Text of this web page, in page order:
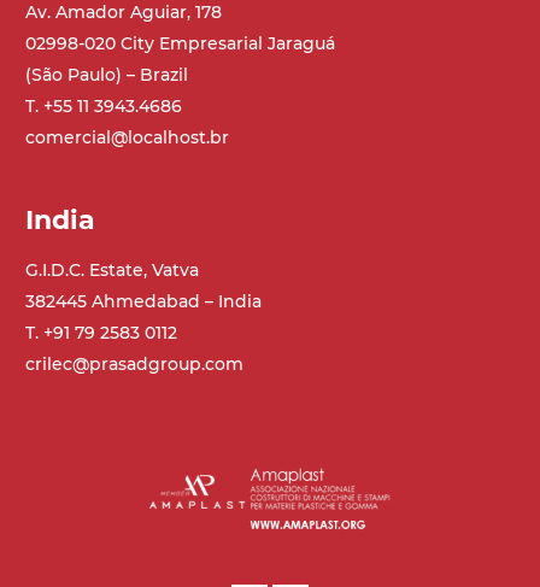
Av. Amador Aguiar, 178
02998-020 City Empresarial Jaraguá
(São Paulo) – Brazil
T. +55 11 3943.4686
comercial@localhost.br
India
G.I.D.C. Estate, Vatva
382445 Ahmedabad – India
T. +91 79 2583 0112
crilec@prasadgroup.com